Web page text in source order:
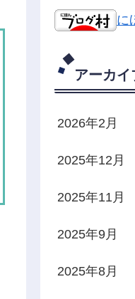
に
アーカイ
2026年2月
2025年12月
2025年11月
2025年9月
2025年8月